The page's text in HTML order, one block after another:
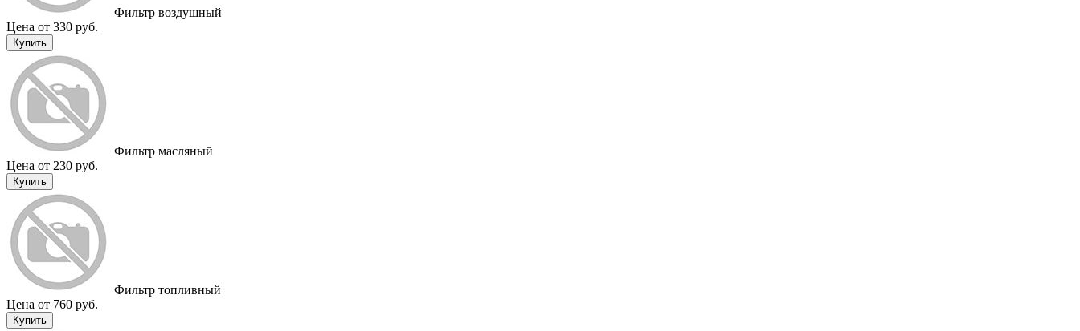
Фильтр воздушный
Цена от 330 руб.
Купить
Фильтр масляный
Цена от 230 руб.
Купить
Фильтр топливный
Цена от 760 руб.
Купить